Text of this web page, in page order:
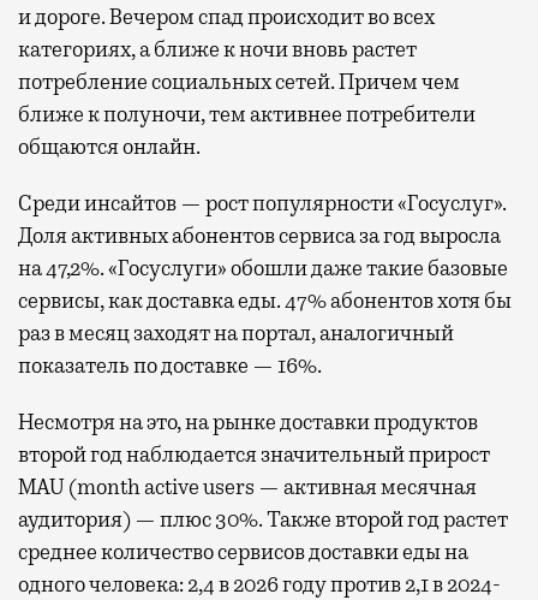
и дороге. Вечером спад происходит во всех
категориях, а ближе к ночи вновь растет
потребление социальных сетей. Причем чем
ближе к полуночи, тем активнее потребители
общаются онлайн.
Среди инсайтов — рост популярности «Госуслуг».
Доля активных абонентов сервиса за год выросла
на 47,2%. «Госуслуги» обошли даже такие базовые
сервисы, как доставка еды. 47% абонентов хотя бы
раз в месяц заходят на портал, аналогичный
показатель по доставке — 16%.
Несмотря на это, на рынке доставки продуктов
второй год наблюдается значительный прирост
MAU (month active users — активная месячная
аудитория) — плюс 30%. Также второй год растет
среднее количество сервисов доставки еды на
одного человека: 2,4 в 2026 году против 2,1 в 2024-